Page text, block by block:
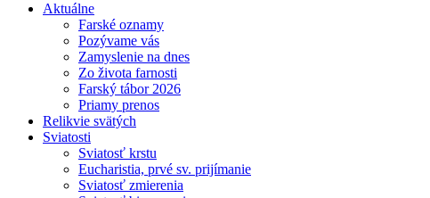
Aktuálne
Farské oznamy
Pozývame vás
Zamyslenie na dnes
Zo života farnosti
Farský tábor 2026
Priamy prenos
Relikvie svätých
Sviatosti
Sviatosť krstu
Eucharistia, prvé sv. prijímanie
Sviatosť zmierenia